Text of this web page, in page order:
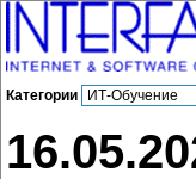
Категории